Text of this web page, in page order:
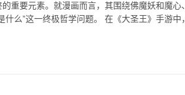
重要元素。就漫画而言，其围绕佛魔妖和魔心
什么”这一终极哲学问题。 在《大圣王》手游